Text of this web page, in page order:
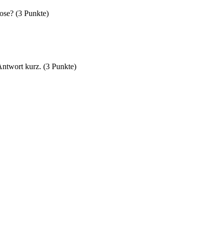
(3 Punkte)
kurz. (3 Punkte)